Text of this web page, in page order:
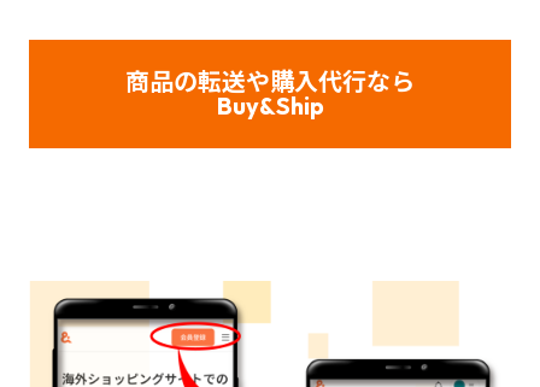
商品の転送や購入代行なら
Buy&Ship